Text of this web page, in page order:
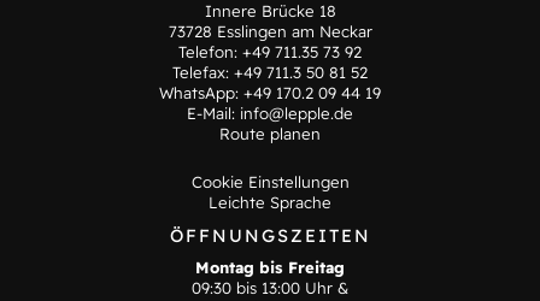
Innere Brücke 18
73728 Esslingen am Neckar
Telefon: +49 711.35 73 92
Telefax: +49 711.3 50 81 52
WhatsApp: +49 170.2 09 44 19
E-Mail: info@lepple.de
Route planen
Cookie Einstellungen
Leichte Sprache
ÖFFNUNGSZEITEN
Montag bis Freitag
09:30 bis 13:00 Uhr &